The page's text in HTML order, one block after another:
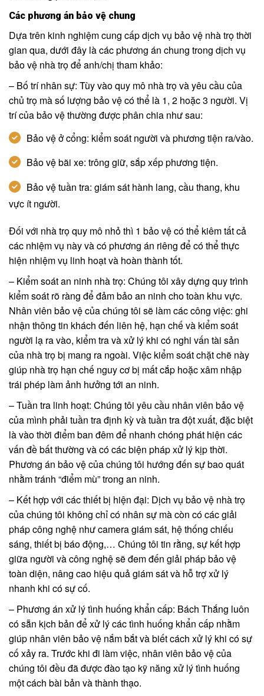
Các phương án bảo vệ chung
Dựa trên kinh nghiệm cung cấp dịch vụ bảo vệ nhà trọ thời
gian qua, dưới đây là các phương án chung trong dịch vụ
bảo vệ nhà trọ để anh/chị tham khảo:
– Bố trí nhân sự: Tùy vào quy mô nhà trọ và yêu cầu của
chủ trọ mà số lượng bảo vệ có thể là 1, 2 hoặc 3 người. Vị
trí của bảo vệ thường được phân chia như sau:
Bảo vệ ở cổng: kiểm soát người và phương tiện ra/vào.
Bảo vệ bãi xe: trông giữ, sắp xếp phương tiện.
Bảo vệ tuần tra: giám sát hành lang, cầu thang, khu
vực ít người.
Đối với nhà trọ quy mô nhỏ thì 1 bảo vệ có thể kiêm tất cả
các nhiệm vụ này và có phương án riêng để có thể thực
hiện nhiệm vụ linh hoạt và hoàn thành tốt.
– Kiểm soát an ninh nhà trọ: Chúng tôi xây dựng quy trình
kiểm soát rõ ràng để đảm bảo an ninh cho toàn khu vực.
Nhân viên bảo vệ của chúng tôi sẽ làm các công việc: ghi
nhận thông tin khách đến liên hệ, hạn chế và kiểm soát
người lạ ra vào, kiểm tra và xử lý khi có nghi vấn tài sản
của nhà trọ bị mang ra ngoài. Việc kiểm soát chặt chẽ này
giúp nhà trọ hạn chế nguy cơ bị mất cắp hoặc xâm nhập
trái phép làm ảnh hưởng tới an ninh.
– Tuần tra linh hoạt: Chúng tôi yêu cầu nhân viên bảo vệ
của mình phải tuần tra định kỳ và tuần tra đột xuất, đặc biệt
là vào thời điểm ban đêm để nhanh chóng phát hiện các
vấn đề bất thường và có các biện pháp xử lý kịp thời.
Phương án bảo vệ của chúng tôi hướng đến sự bao quát
nhằm tránh “điểm mù” trong an ninh.
– Kết hợp với các thiết bị hiện đại: Dịch vụ bảo vệ nhà trọ
của chúng tôi không chỉ có nhân sự mà còn có các giải
pháp công nghệ như camera giám sát, hệ thống chiếu
sáng, thiết bị báo động,… Chúng tôi tin rằng, sự kết hợp
giữa người và công nghệ sẽ đem đến giải pháp bảo vệ
toàn diện, nâng cao hiệu quả giám sát và hỗ trợ xử lý
nhanh khi có sự cố.
– Phương án xử lý tình huống khẩn cấp: Bách Thắng luôn
có sẵn kịch bản để xử lý các tình huống khẩn cấp nhằm
giúp nhân viên bảo vệ nắm bắt và biết cách xử lý khi có sự
cố xảy ra. Trước khi đi làm việc, nhân viên bảo vệ của
chúng tôi đều đã được đào tạo kỹ năng xử lý tình huống
một cách bài bản và thành thạo.